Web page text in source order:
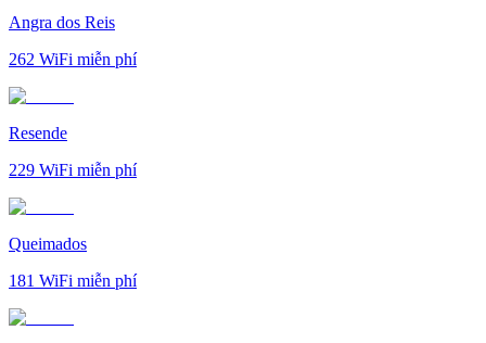
Angra dos Reis
262 WiFi miễn phí
Resende
229 WiFi miễn phí
Queimados
181 WiFi miễn phí